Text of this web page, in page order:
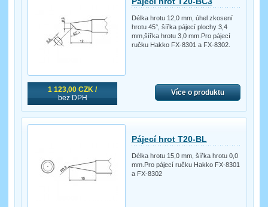
1 123,00 CZK /
bez DPH
Délka hrotu 12,0 mm, úhel zkosení
hrotu 45°, šířka pájecí plochy 3,4
mm,šířka hrotu 3,0 mm.Pro pájecí
ručku Hakko FX-8301 a FX-8302.
Více o produktu
Pájecí hrot T20-BL
Délka hrotu 15,0 mm, šířka hrotu 0,0
mm.Pro pájecí ručku Hakko FX-8301
a FX-8302